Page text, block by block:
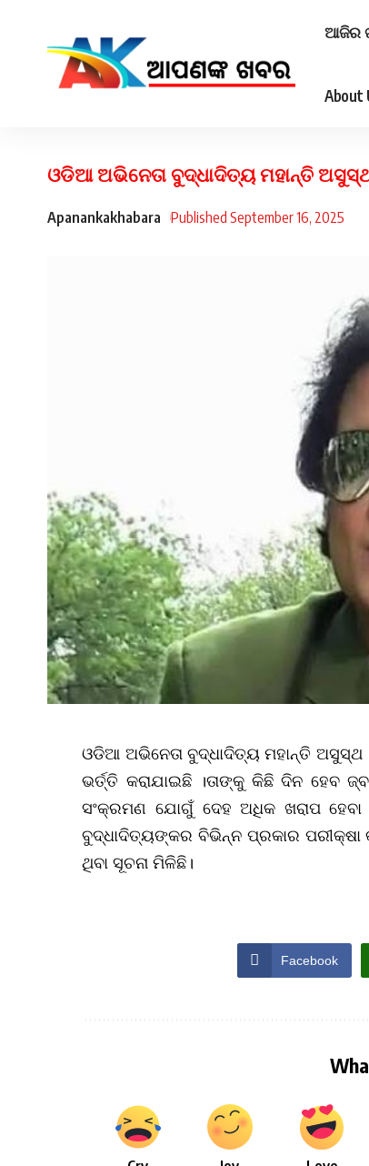
ଆଜିର
About
ଓଡିଆ ଅଭିନେତା ବୁଦ୍ଧାଦିତ୍ୟ ମହାନ୍ତି
Apanankakhabara Published September 16, 2025
ଓଡିଆ ଅଭିନେତା ବୁଦ୍ଧାଦିତ୍ୟ ମହାନ୍ତି
ଭର୍ତ୍ତି କରାଯାଇଛି ।ତାଙ୍କୁ କିଛି ଦିନ ହେବ
ସଂକ୍ରମଣ ଯୋଗୁଁ ଦେହ ଅଧିକ ଖରାପ ହେବା
ବୁଦ୍ଧାଦିତ୍ୟଙ୍କର ବିଭିନ୍ନ ପ୍ରକାର ପରୀକ୍ଷା
ଥିବା ସୂଚନା ମିଳିଛି।
Facebook